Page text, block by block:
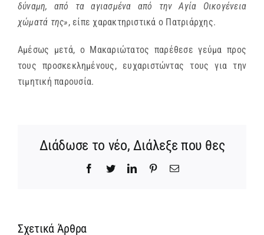
δύναμη, από τα αγιασμένα από την Αγία Οικογένεια
χώματά της», είπε χαρακτηριστικά ο Πατριάρχης.
Αμέσως μετά, ο Μακαριώτατος παρέθεσε γεύμα προς
τους προσκεκλημένους, ευχαριστώντας τους για την
τιμητική παρουσία.
Διάδωσε το νέο, Διάλεξε που θες
Facebook
TwitterLinkedInPinterestEmail
Σχετικά ΆρθραΊδρυση